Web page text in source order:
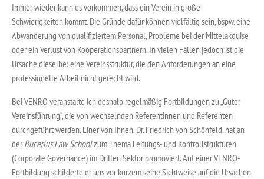
Immer wieder kann es vorkommen, dass ein Verein in große
Schwierigkeiten kommt. Die Gründe dafür können vielfältig sein, bspw. eine
Abwanderung von qualifiziertem Personal, Probleme bei der Mittelakquise
oder ein Verlust von Kooperationspartnern. In vielen Fällen jedoch ist die
Ursache dieselbe: eine Vereinsstruktur, die den Anforderungen an eine
professionelle Arbeit nicht gerecht wird.
Bei VENRO veranstalte ich deshalb regelmäßig Fortbildungen zu „Guter
Vereinsführung“, die von wechselnden Referentinnen und Referenten
durchgeführt werden. Einer von Ihnen, Dr. Friedrich von Schönfeld, hat an
derBucerius Law Schoolzum Thema Leitungs- und Kontrollstrukturen
(Corporate Governance) im Dritten Sektor promoviert. Auf einer VENRO-
Fortbildung schilderte er uns vor kurzem seine Sichtweise auf die Ursachen